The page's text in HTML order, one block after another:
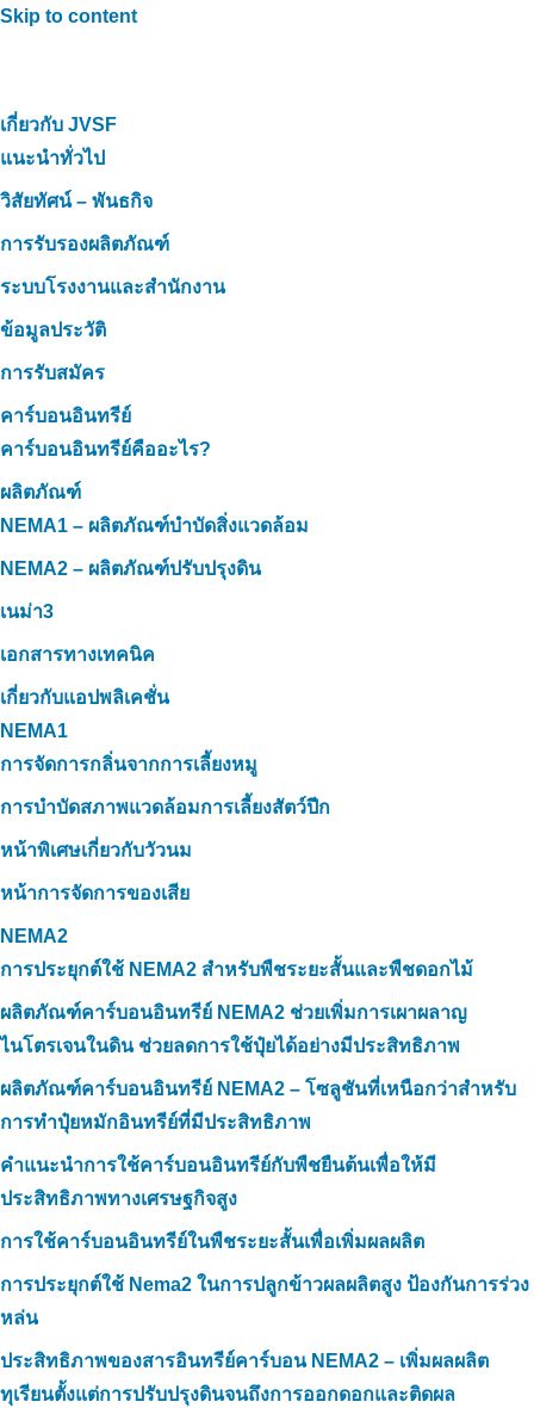
Skip to content
เกี่ยวกับ JVSF
แนะนำทั่วไป
วิสัยทัศน์ – พันธกิจ
การรับรองผลิตภัณฑ์
ระบบโรงงานและสำนักงาน
ข้อมูลประวัติ
การรับสมัคร
คาร์บอนอินทรีย์
คาร์บอนอินทรีย์คืออะไร?
ผลิตภัณฑ์
NEMA1 – ผลิตภัณฑ์บำบัดสิ่งแวดล้อม
NEMA2 – ผลิตภัณฑ์ปรับปรุงดิน
เนม่า3
เอกสารทางเทคนิค
เกี่ยวกับแอปพลิเคชั่น
NEMA1
การจัดการกลิ่นจากการเลี้ยงหมู
การบำบัดสภาพแวดล้อมการเลี้ยงสัตว์ปีก
หน้าพิเศษเกี่ยวกับวัวนม
หน้าการจัดการของเสีย
NEMA2
การประยุกต์ใช้ NEMA2 สำหรับพืชระยะสั้นและพืชดอกไม้
ผลิตภัณฑ์คาร์บอนอินทรีย์ NEMA2 ช่วยเพิ่มการเผาผลาญ
ไนโตรเจนในดิน ช่วยลดการใช้ปุ๋ยได้อย่างมีประสิทธิภาพ
ผลิตภัณฑ์คาร์บอนอินทรีย์ NEMA2 – โซลูชันที่เหนือกว่าสำหรับ
การทำปุ๋ยหมักอินทรีย์ที่มีประสิทธิภาพ
คำแนะนำการใช้คาร์บอนอินทรีย์กับพืชยืนต้นเพื่อให้มี
ประสิทธิภาพทางเศรษฐกิจสูง
การใช้คาร์บอนอินทรีย์ในพืชระยะสั้นเพื่อเพิ่มผลผลิต
การประยุกต์ใช้ Nema2 ในการปลูกข้าวผลผลิตสูง ป้องกันการร่วง
หล่น
ประสิทธิภาพของสารอินทรีย์คาร์บอน NEMA2 – เพิ่มผลผลิต
ทุเรียนตั้งแต่การปรับปรุงดินจนถึงการออกดอกและติดผล